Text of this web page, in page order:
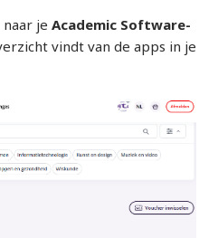
je Academic Software-
vindt van de apps in je